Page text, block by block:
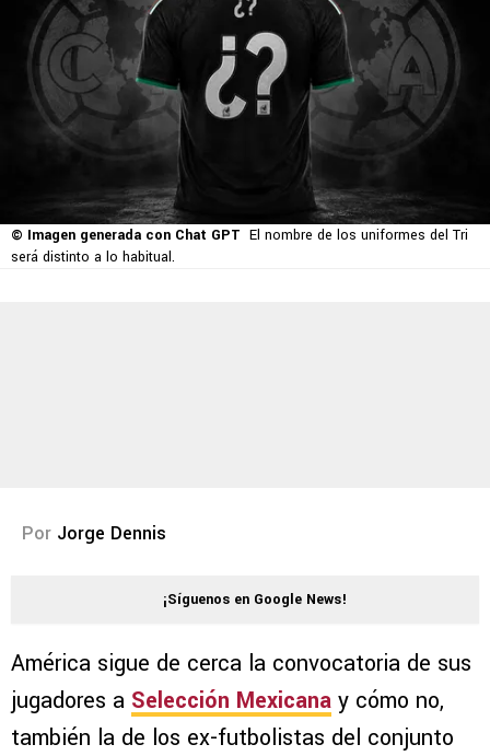
© Imagen generada con Chat GPT El nombre de los uniformes del Tri
será distinto a lo habitual.
Por Jorge Dennis
¡Síguenos en Google News!
América sigue de cerca la convocatoria de sus
jugadores a Selección Mexicana y cómo no,
también la de los ex-futbolistas del conjunto